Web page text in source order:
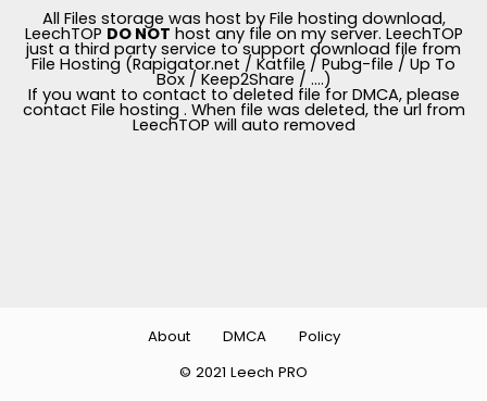
All Files storage was host by File hosting download,
LeechTOP DO NOT host any file on my server. LeechTOP
just a third party service to support download file from
File Hosting (Rapigator.net / Katfile / Pubg-file / Up To
Box / Keep2Share / ....)
If you want to contact to deleted file for DMCA, please
contact File hosting . When file was deleted, the url from
LeechTOP will auto removed
© 2021 Leech PRO
About DMCA Policy